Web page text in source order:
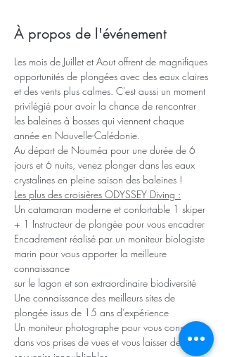
À propos de l'événement
Les mois de Juillet et Aout offrent de magnifiques
opportunités de plongées avec des eaux claires
et des vents plus calmes. C'est aussi un moment
privilégié pour avoir la chance de rencontrer
les baleines à bosses qui viennent chaque
année en Nouvelle-Calédonie.
Au départ de Nouméa pour une durée de 6
jours et 6 nuits, venez plonger dans les eaux
crystalines en pleine saison des baleines !
Les plus des croisières ODYSSEY Diving :
Un catamaran moderne et confortable 1 skiper
+ 1 Instructeur de plongée pour vous encadrer
Encadrement réalisé par un moniteur biologiste
marin pour vous apporter la meilleure
connaissance
sur le lagon et son extraordinaire biodiversité
Une connaissance des meilleurs sites de
plongée issus de 15 ans d’expérience
Un moniteur photographe pour vous conseiller
dans vos prises de vues et vous laisser des